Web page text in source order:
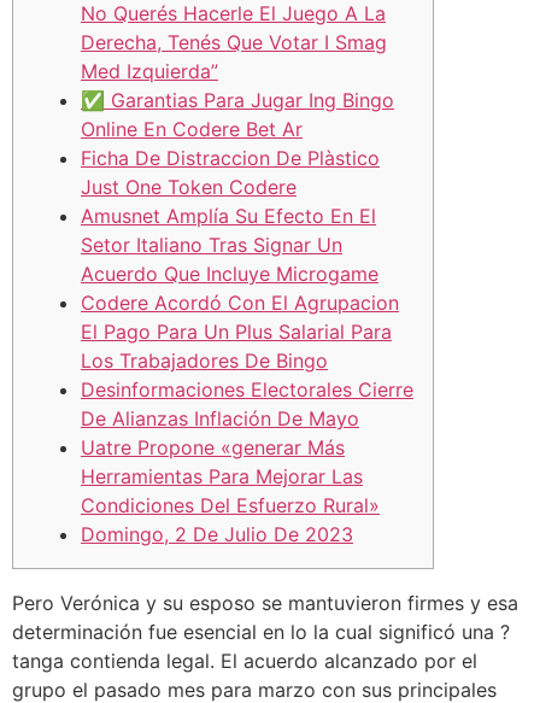
No Querés Hacerle El Juego A La
Derecha, Tenés Que Votar I Smag
Med Izquierda”
✅ Garantias Para Jugar Ing Bingo
Online En Codere Bet Ar
Ficha De Distraccion De Plàstico
Just One Token Codere
Amusnet Amplía Su Efecto En El
Setor Italiano Tras Signar Un
Acuerdo Que Incluye Microgame
Codere Acordó Con El Agrupacion
El Pago Para Un Plus Salarial Para
Los Trabajadores De Bingo
Desinformaciones Electorales Cierre
De Alianzas Inflación De Mayo
Uatre Propone «generar Más
Herramientas Para Mejorar Las
Condiciones Del Esfuerzo Rural»
Domingo, 2 De Julio De 2023
Pero Verónica y su esposo se mantuvieron firmes y esa
determinación fue esencial en lo la cual significó una ?
tanga contienda legal. El acuerdo alcanzado por el
grupo el pasado mes para marzo con sus principales